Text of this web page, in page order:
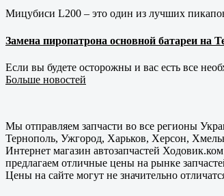
Мицубиси L200 – это один из лучших
Замена пиропатрона основной батареи на
Если вы будете осторожны и вас есть все
Больше новостей
Мы отправляем запчасти во все регионы
Тернополь, Ужгород, Харьков, Херсон,
Интернет магазин автозапчастей
предлагаем отличные цены на рынке
Цены на сайте могут не значительно